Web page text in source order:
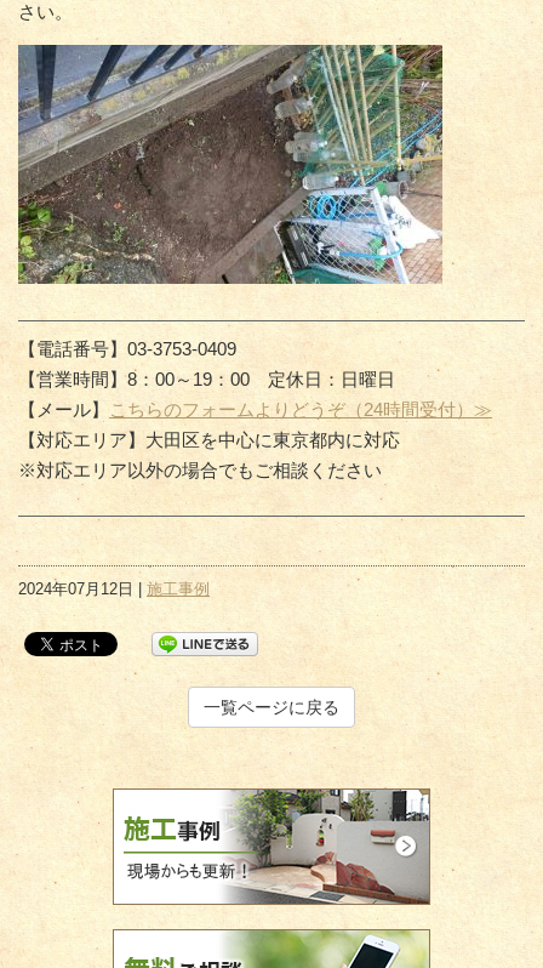
さい。
【電話番号】03-3753-0409
【営業時間】8：00～19：00 定休日：日曜日
【メール】
こちらのフォームよりどうぞ（24時間受付）≫
【対応エリア】大田区を中心に東京都内に対応
※対応エリア以外の場合でもご相談ください
2024年07月12日 | 施工事例
一覧ページに戻る